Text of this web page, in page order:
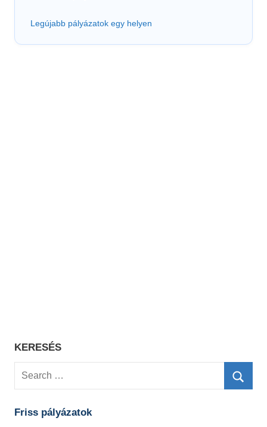
Legújabb pályázatok egy helyen
KERESÉS
Search
Friss pályázatok